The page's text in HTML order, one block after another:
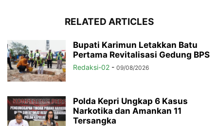
RELATED ARTICLES
Bupati Karimun Letakkan Batu
Pertama Revitalisasi Gedung BPS
Redaksi-02 - 09/08/2026
Polda Kepri Ungkap 6 Kasus
Narkotika dan Amankan 11
Tersangka